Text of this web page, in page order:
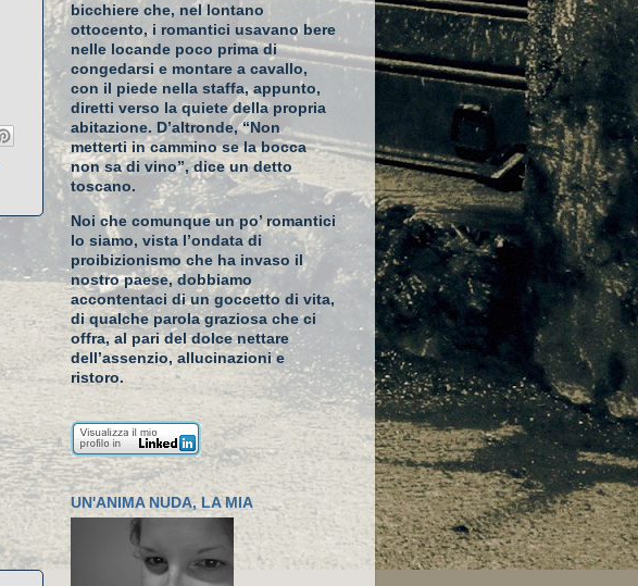
bicchiere che, nel lontano
ottocento, i romantici usavano bere
nelle locande poco prima di
congedarsi e montare a cavallo,
con il piede nella staffa, appunto,
diretti verso la quiete della propria
abitazione. D’altronde, “Non
metterti in cammino se la bocca
non sa di vino”, dice un detto
toscano.
Noi che comunque un po’ romantici
lo siamo, vista l’ondata di
proibizionismo che ha invaso il
nostro paese, dobbiamo
accontentaci di un goccetto di vita,
di qualche parola graziosa che ci
offra, al pari del dolce nettare
dell’assenzio, allucinazioni e
ristoro.
UN'ANIMA NUDA, LA MIA